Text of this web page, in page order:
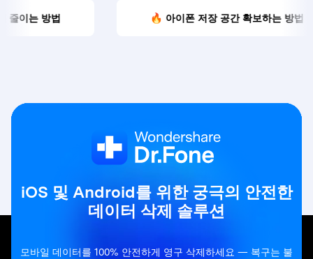
는 방법 🔥 휴대폰 데이터를 완전히 삭제하는 방법
iOS 및 Android를 위한 궁극의 안전한
데이터 삭제 솔루션
모바일 데이터를 100% 안전하게 영구 삭제하세요 — 복구는 불